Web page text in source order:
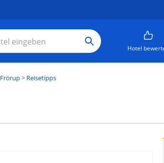
Hotel
Frörup> Reisetipps